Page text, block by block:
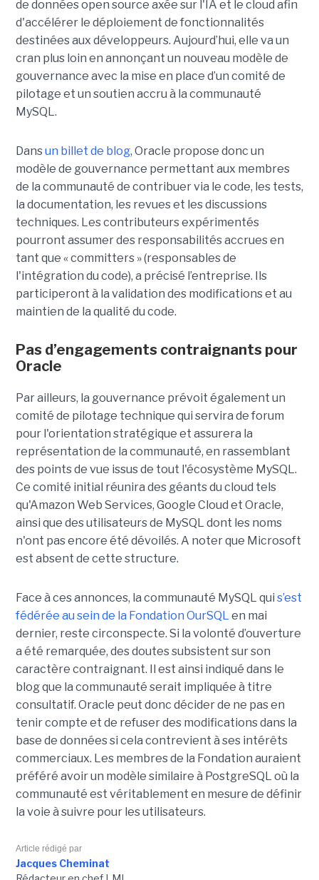
de données open source axée sur l'IA et le cloud afin
d'accélérer le déploiement de fonctionnalités
destinées aux développeurs. Aujourd’hui, elle va un
cran plus loin en annonçant un nouveau modèle de
gouvernance avec la mise en place d’un comité de
pilotage et un soutien accru à la communauté
MySQL.
Dansun billet de blog, Oracle propose donc un
modèle de gouvernance permettant aux membres
de la communauté de contribuer via le code, les tests,
la documentation, les revues et les discussions
techniques. Les contributeurs expérimentés
pourront assumer des responsabilités accrues en
tant que « committers » (responsables de
l'intégration du code), a précisé l’entreprise. Ils
participeront à la validation des modifications et au
maintien de la qualité du code.
Pas d’engagements contraignants pour
Oracle
Par ailleurs, la gouvernance prévoit également un
comité de pilotage technique qui servira de forum
pour l'orientation stratégique et assurera la
représentation de la communauté, en rassemblant
des points de vue issus de tout l'écosystème MySQL.
Ce comité initial réunira des géants du cloud tels
qu'Amazon Web Services, Google Cloud et Oracle,
ainsi que des utilisateurs de MySQL dont les noms
n'ont pas encore été dévoilés. A noter que Microsoft
est absent de cette structure.
Face à ces annonces, la communauté MySQL qui s’est
fédérée au sein de la Fondation OurSQL en mai
dernier, reste circonspecte. Si la volonté d’ouverture
a été remarquée, des doutes subsistent sur son
caractère contraignant. Il est ainsi indiqué dans le
blog que la communauté serait impliquée à titre
consultatif. Oracle peut donc décider de ne pas en
tenir compte et de refuser des modifications dans la
base de données si cela contrevient à ses intérêts
commerciaux. Les membres de la Fondation auraient
préféré avoir un modèle similaire à PostgreSQL où la
communauté est véritablement en mesure de définir
la voie à suivre pour les utilisateurs.
Article rédigé par
Jacques Cheminat